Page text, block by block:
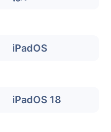
iPadOS
iPadOS 18